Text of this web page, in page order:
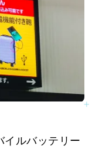
イルバッテリー